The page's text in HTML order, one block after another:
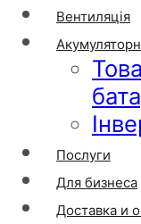
Вентиляція
Послуги
Для бизнеса
Доставка и